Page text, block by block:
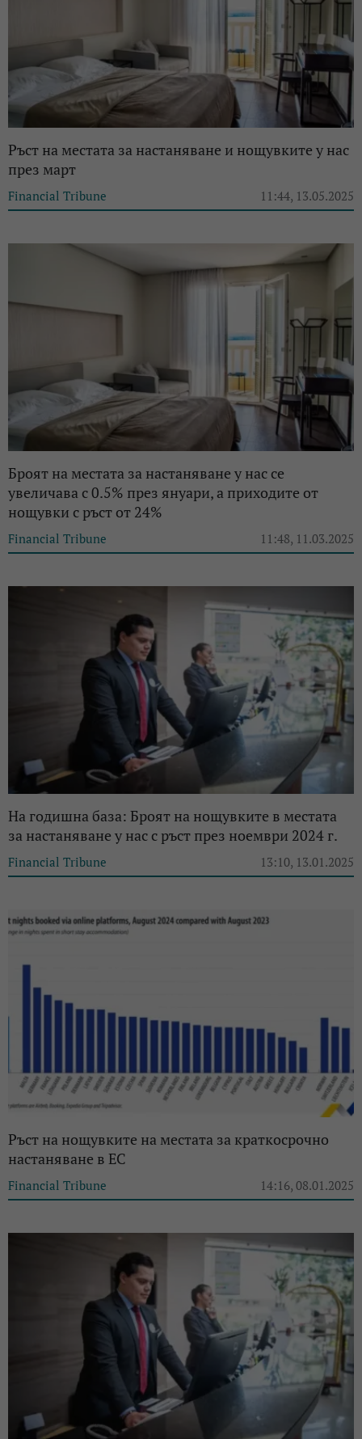
Ръст на местата за настаняване и нощувките у нас
през март
Financial Tribune 11:44, 13.05.2025
Броят на местата за настаняване у нас се
увеличава с 0.5% през януари, a приходите от
нощувки с ръст от 24%
Financial Tribune 11:48, 11.03.2025
На годишна база: Броят на нощувките в местата
за настаняване у нас с ръст през ноември 2024 г.
Financial Tribune 13:10, 13.01.2025
Ръст на нощувките на местата за краткосрочно
настаняване в ЕС
Financial Tribune 14:16, 08.01.2025